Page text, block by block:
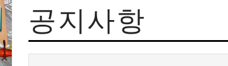
공지사항